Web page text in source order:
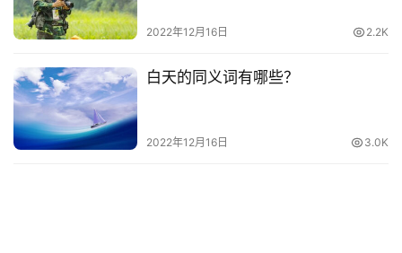
他
词
2022年12月16日 2.2K
白天的同义词有哪些？
2022年12月16日 3.0K